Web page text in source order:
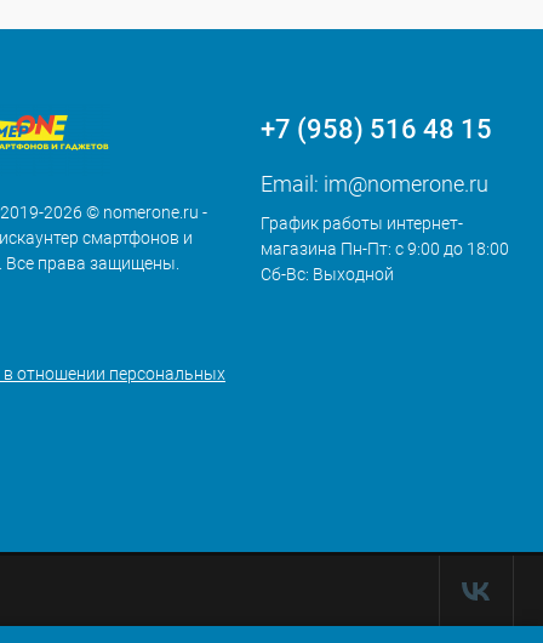
2026 © nomerone.ru -
смартфонов и
Все права защищены.
в отношении персональных
+7 (958) 516 48 15
Email: im@nomerone.ru
График работы интернет-
магазина Пн-Пт: с 9:00 до 18:00
Сб-Вс: Выходной